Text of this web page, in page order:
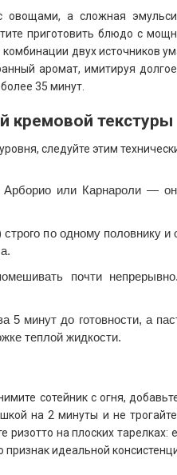
овощами, а сложная
приготовить блюдо с
комбинации двух источников
аромат, имитируя
35 минут.
кремовой текстуры
следуйте этим
Арборио или Карнароли —
по одному половнику и
почти
5 минут до готовности, а
теплой жидкости.
сотейник с огня,
на 2 минуты и не
на плоских тарелках:
идеальной